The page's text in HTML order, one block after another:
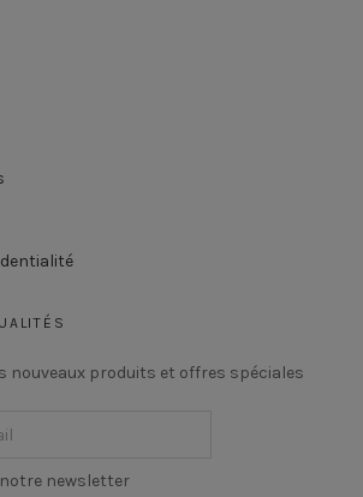
nouveaux produits et offres spéciales
newsletter